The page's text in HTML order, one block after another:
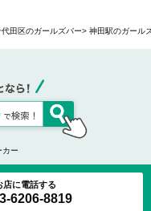
店に電話する
6206-8819
代田区のガールズバー 神田駅のガール
カー